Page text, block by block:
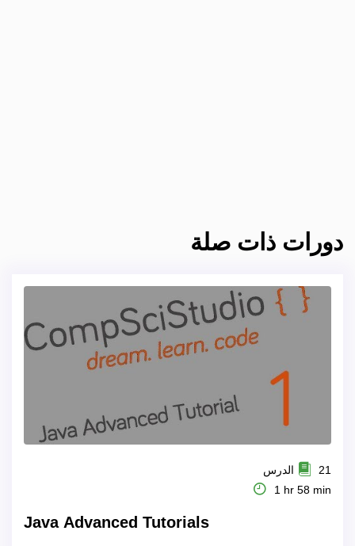
دورات ذات صلة
21 الدرس
1 hr 58 min
Java Advanced Tutorials